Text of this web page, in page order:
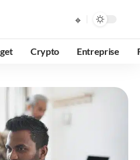
Crypto Entreprise